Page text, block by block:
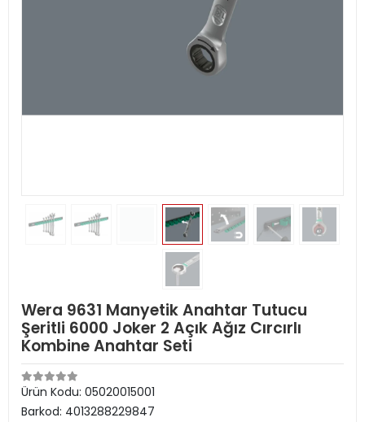
Wera 9631 Manyetik Anahtar Tutucu
Şeritli 6000 Joker 2 Açık Ağız Cırcırlı
Kombine Anahtar Seti
Ürün Kodu: 05020015001
Barkod: 4013288229847